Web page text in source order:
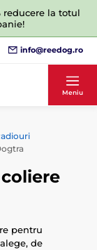
reducere la totul
info@reedog.ro
Meniu
pentru
de